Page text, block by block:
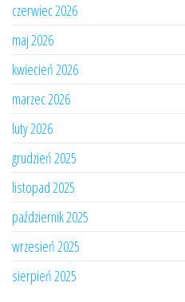
czerwiec 2026
maj 2026
kwiecień 2026
marzec 2026
luty 2026
grudzień 2025
listopad 2025
październik 2025
wrzesień 2025
sierpień 2025